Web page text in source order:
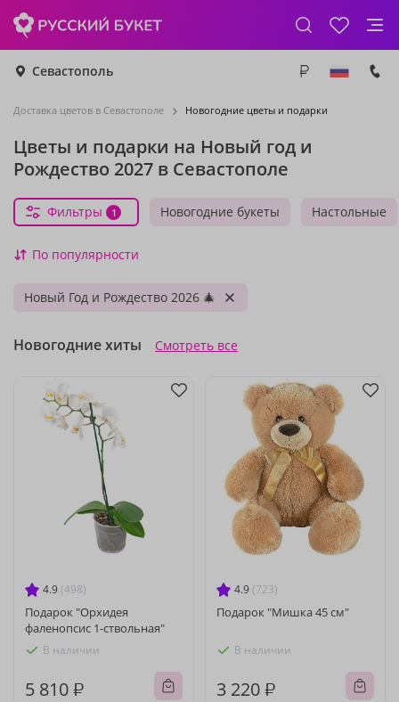
Севастополь
Доставка цветов в Севастополе Новогодние цветы и подарки
Цветы и подарки на Новый год и
Рождество 2027 в Севастополе
Новогодние букеты Настольные
Фильтры 1
По популярности
Новый Год и Рождество 2026 🎄
Новогодние хиты Смотреть все
4.9 (498)
Подарок "Орхидея
фаленопсис 1-ствольная"
В наличии
5 810 ₽
4.9 (723)
Подарок "Мишка 45 см"
В наличии
3 220 ₽